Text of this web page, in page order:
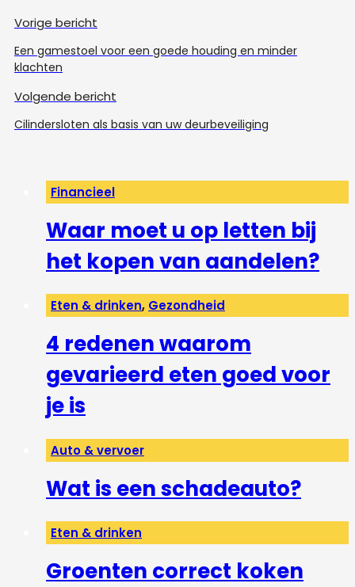
Vorige bericht
Een gamestoel voor een goede houding en minder
klachten
Volgende bericht
Cilindersloten als basis van uw deurbeveiliging
Financieel
Waar moet u op letten bij
het kopen van aandelen?
Eten & drinken, Gezondheid
4 redenen waarom
gevarieerd eten goed voor
je is
Auto & vervoer
Wat is een schadeauto?
Eten & drinken
Groenten correct koken